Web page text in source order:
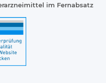
im Fernabsatz